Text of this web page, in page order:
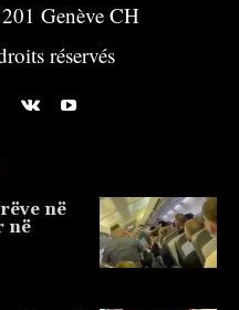
Genève CH
réservés
në
në